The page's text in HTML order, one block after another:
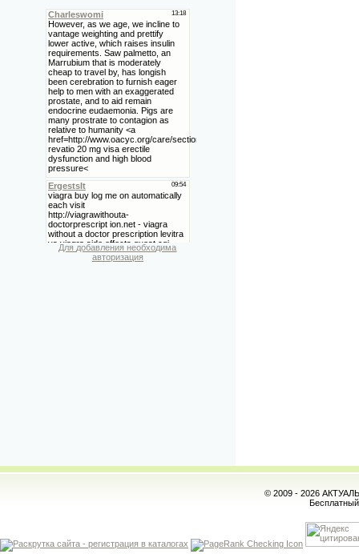
Для добавления необходима
авторизация
© 2009 - 2026